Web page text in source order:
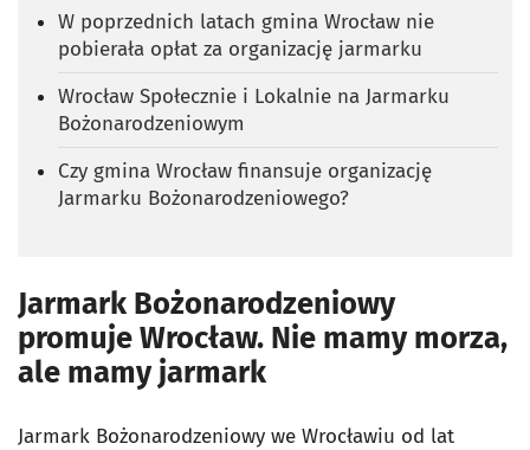
W poprzednich latach gmina Wrocław nie
pobierała opłat za organizację jarmarku
Wrocław Społecznie i Lokalnie na Jarmarku
Bożonarodzeniowym
Czy gmina Wrocław finansuje organizację
Jarmarku Bożonarodzeniowego?
Jarmark Bożonarodzeniowy
promuje Wrocław. Nie mamy morza,
ale mamy jarmark
Jarmark Bożonarodzeniowy we Wrocławiu od lat